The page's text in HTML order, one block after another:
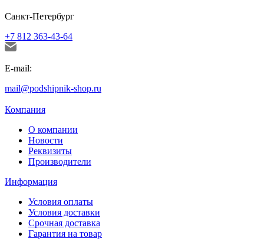
Санкт-Петербург
+7 812 363-43-64
E-mail:
mail@podshipnik-shop.ru
Компания
О компании
Новости
Реквизиты
Производители
Информация
Условия оплаты
Условия доставки
Срочная доставка
Гарантия на товар